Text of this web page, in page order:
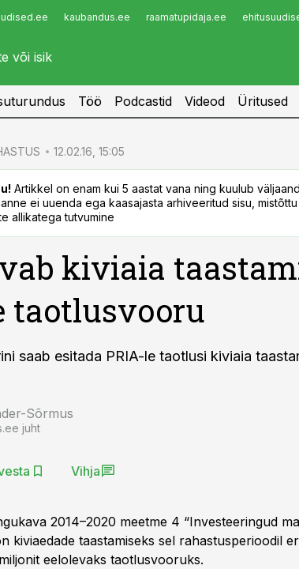
kaubandus.ee raamatupidaja.ee
Töö Podcastid Videod Üritused
12.02.16, 15:05
Artikkel on enam kui 5 aastat vana ning kuulub
ei uuenda ega kaasajasta arhiveeritud sisu,
allikatega tutvumine
kiviaia
taotlusvooru
saab esitada PRIA-le taotlusi kiviaia
Sõrmus
juht
Vihja
2014–2020 meetme 4 “Investeeringud
kiviaedade taastamiseks sel rahastusperioodil
eelolevaks taotlusvooruks.